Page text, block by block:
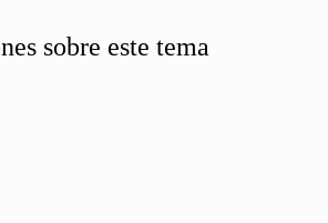
sobre este tema